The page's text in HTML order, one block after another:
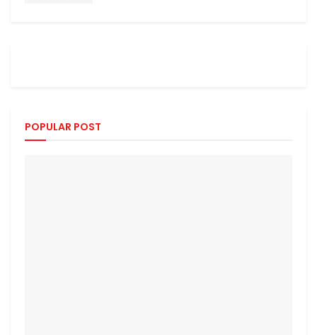
POPULAR POST